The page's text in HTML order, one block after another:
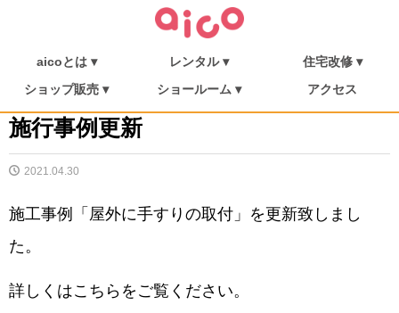
aicoとは ▾
aicoとは
介護保険について
福祉用具を探す
レンタル ▾
ご利用の流れ
介護リフト
消毒・メンテナンス
住宅改修 ▾
住宅改修
施工事例
ショップ販売 ▾
ショップ販売
シューフィッター
ミニむつき庵
ショールーム ▾
朝倉ショールーム
しまんとショールーム
アクセス
施行事例更新
2021.04.30
施工事例「屋外に手すりの取付」を更新致しまし
た。
詳しくはこちらをご覧ください。